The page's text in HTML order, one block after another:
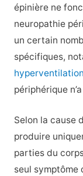
épinière ne
neuropathie
un certain
spécifiques,
hyperventilation
périphérique
Selon la cause
produire
parties du
seul symptôme